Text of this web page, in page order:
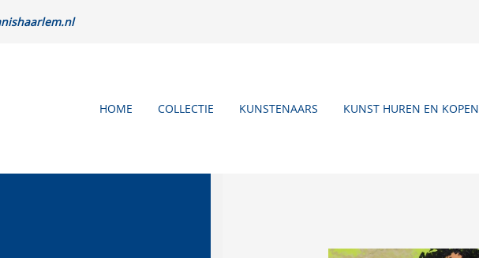
HOME COLLECTIE KUNSTENAARS KUNST HUREN EN KOPEN